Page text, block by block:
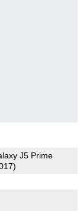
J5 Prime